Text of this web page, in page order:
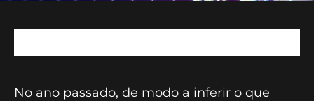
No ano passado, de modo a inferir o que